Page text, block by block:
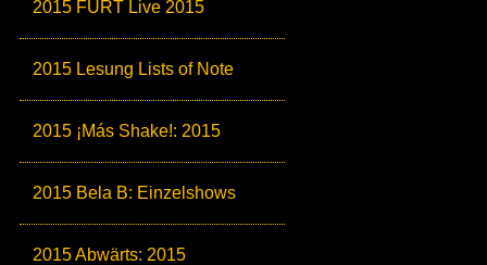
2015 FURT Live 2015
2015 Lesung Lists of Note
2015 ¡Más Shake!: 2015
2015 Bela B: Einzelshows
2015 Abwärts: 2015